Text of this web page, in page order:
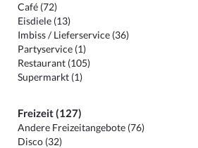
Café (72)
Eisdiele (13)
Imbiss / Lieferservice (36)
Partyservice (1)
Restaurant (105)
Supermarkt (1)
Freizeit (127)
Andere Freizeitangebote (76)
Disco (32)